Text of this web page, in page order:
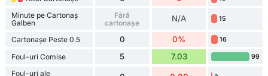
Minute pe Cartonaș
Galben
Fără
cartonașe
N/A 15
Cartonașe Peste 0.5 0 0% 16
Foul-uri Comise 5 7.03 99
Foul-uri ale